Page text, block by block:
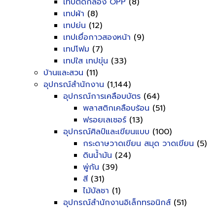
เทปผ้า (8)
เทปย่น (12)
เทปเยื่อกาวสองหน้า (9)
เทปโฟม (7)
เทปใส เทปขุ่น (33)
บ้านและสวน (11)
อุปกรณ์สำนักงาน (1,144)
อุปกรณ์การเคลือบบัตร (64)
พลาสติกเคลือบร้อน (51)
ฟรอยเลเซอร์ (13)
อุปกรณ์ศิลป์และเขียนแบบ (100)
กระดาษวาดเขียน สมุด วาดเขียน (5)
ดินน้ำมัน (24)
พู่กัน (39)
สี (31)
ไม้บัลชา (1)
อุปกรณ์สำนักงานอิเล็กทรอนิกส์ (51)